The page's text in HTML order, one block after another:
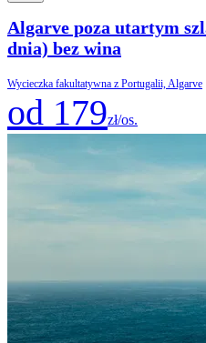
Algarve poza utartym
dnia) bez wina
Wycieczka fakultatywna z Portugalii, Algarve
od 179zł/os.